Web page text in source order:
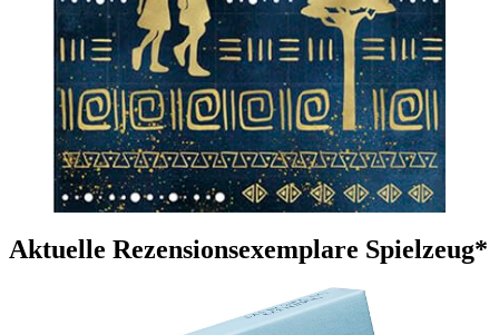
Aktuelle Rezensionsexemplare Spielzeug*